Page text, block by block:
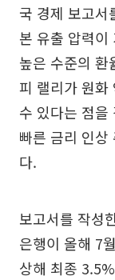
국 경제 보고
본 유출 압력이
높은 수준의
피 랠리가 원화
수 있다는 점을
빠른 금리 인상
다.
보고서를 작성
은행이 올해 7
상해 최종